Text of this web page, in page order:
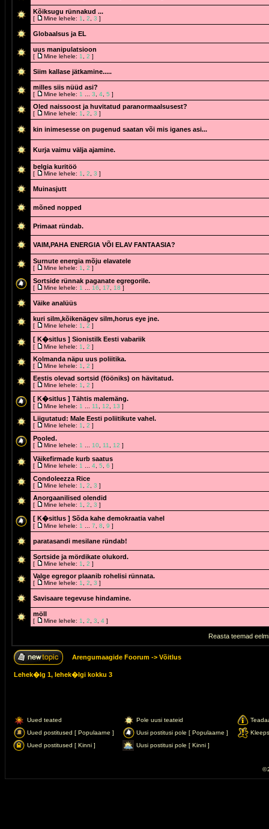
Kõiksugu rünnakud ...
[ Mine lehele: 1 2 3 ]
Globaalsus ja EL
uus manipulatsioon
[ Mine lehele: 1 2 ]
Siim kallase jätkamine.....
milles siis nüüd asi?
[ Mine lehele: 1 3 4 5 ]
Oled naissoost ja huvitatud paranormaalsusest?
[ Mine lehele: 1 2 3 ]
kin inimesesse on pugenud saatan või mis iganes asi...
Kurja vaimu välja ajamine.
belgia kuritöö
[ Mine lehele: 1 2 3 ]
Muinasjutt
mõned nopped
Primaat ründab.
VAIM,PAHA ENERGIA VÕI ELAV FANTAASIA?
Surnute energia mõju elavatele
[ Mine lehele: 1 2 ]
Sortside rünnak paganate egregorile.
[ Mine lehele: 1 16 17 18 ]
Väike analüüs
kuri silm,kõikenägev silm,horus eye jne.
[ Mine lehele: 1 2 ]
[ K�sitlus ] Sionistilk Eesti vabariik
[ Mine lehele: 1 2 ]
Kolmanda näpu uus poliitika.
[ Mine lehele: 1 2 ]
Eestis olevad sortsid (fööniks) on hävitatud.
[ Mine lehele: 1 2 ]
[ K�sitlus ] Tähtis malemäng.
[ Mine lehele: 1 11 12 13 ]
Liigutatud: Male Eesti poliitikute vahel.
[ Mine lehele: 1 2 ]
Pooled.
[ Mine lehele: 1 10 11 12 ]
Väikefirmade kurb saatus
[ Mine lehele: 1 4 5 6 ]
Condoleezza Rice
[ Mine lehele: 1 2 3 ]
Anorgaanilised olendid
[ Mine lehele: 1 2 3 ]
[ K�sitlus ] Sõda kahe demokraatia vahel
[ Mine lehele: 1 7 8 9 ]
paratasandi mesilane ründab!
Sortside ja mördikate olukord.
[ Mine lehele: 1 2 ]
Valge egregor plaanib rohelisi rünnata.
[ Mine lehele: 1 2 3 ]
Savisaare tegevuse hindamine.
möll
[ Mine lehele: 1 2 3 4 ]
Reasta teemad
Arengumaagide Foorum -> Võitlus
Lehek�lg 1, lehek�lgi kokku 3
Uued teated Pole uusi teateid
Uued postitused [ Populaarne ]
Uusi postitusi pole [ Populaarne ]
Kleeps
Uued postitused [ Kinni ]
Uusi postitusi pole [ Kinni ]
©